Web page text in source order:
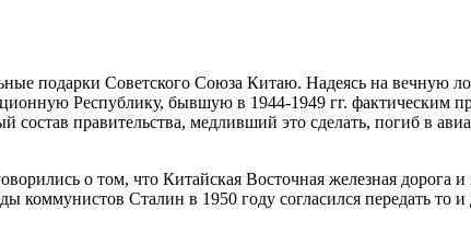
подарки Советского Союза Китаю. Надеясь на вечную
Республику, бывшую в 1944-1949 гг. фактическим
правительства, медливший это сделать, погиб в
о том, что Китайская Восточная железная дорога
коммунистов Сталин в 1950 году согласился передать